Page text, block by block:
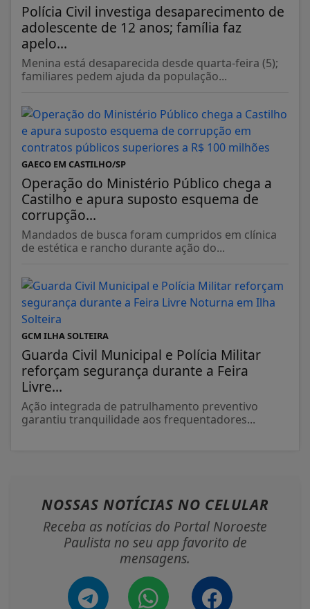
Polícia Civil investiga desaparecimento de
adolescente de 12 anos; família faz
apelo...
Menina está desaparecida desde quarta-feira (5);
familiares pedem ajuda da população...
GAECO EM CASTILHO/SP
Operação do Ministério Público chega a
Castilho e apura suposto esquema de
corrupção...
Mandados de busca foram cumpridos em clínica
de estética e rancho durante ação do...
GCM ILHA SOLTEIRA
Guarda Civil Municipal e Polícia Militar
reforçam segurança durante a Feira
Livre...
Ação integrada de patrulhamento preventivo
garantiu tranquilidade aos frequentadores...
NOSSAS NOTÍCIAS NO CELULAR
Receba as notícias do Portal Noroeste
Paulista no seu app favorito de
mensagens.